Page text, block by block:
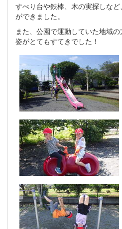
すべり台や鉄棒、木の実探しな
ができました。
また、公園で運動していた地域
姿がとてもすてきでした！